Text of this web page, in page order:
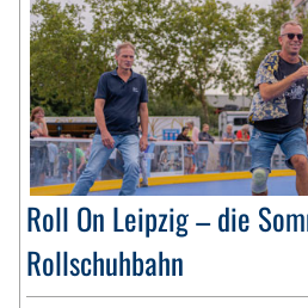
Roll On Leipzig – die
Rollschuhbahn